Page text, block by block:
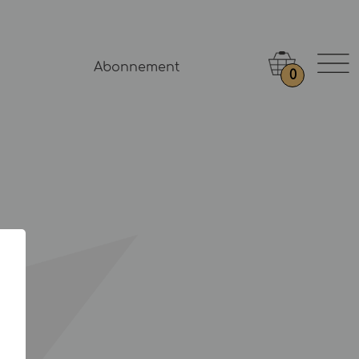
Abonnement
0